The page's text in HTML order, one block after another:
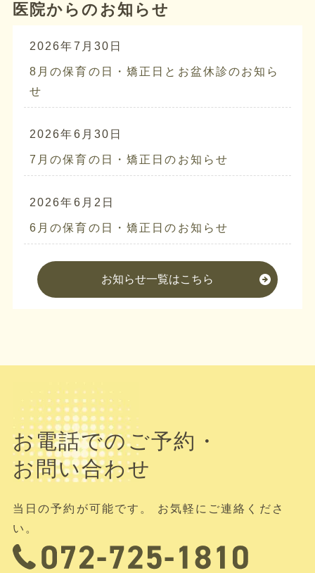
医院からのお知らせ
2026年7月30日
8月の保育の日・矯正日とお盆休診のお知ら
せ
2026年6月30日
7月の保育の日・矯正日のお知らせ
2026年6月2日
6月の保育の日・矯正日のお知らせ
お知らせ一覧はこちら
お電話でのご予約・
お問い合わせ
当日の予約が可能です。 お気軽にご連絡くださ
い。